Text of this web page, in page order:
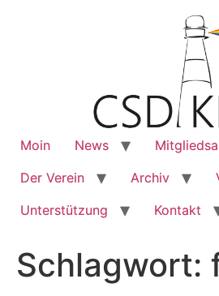
Moin News
Der Verein
Archiv
Unterstützung
Kontakt
Schlagwort: